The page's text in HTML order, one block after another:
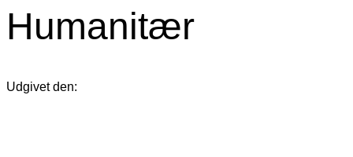
Humanitær
Udgivet den: